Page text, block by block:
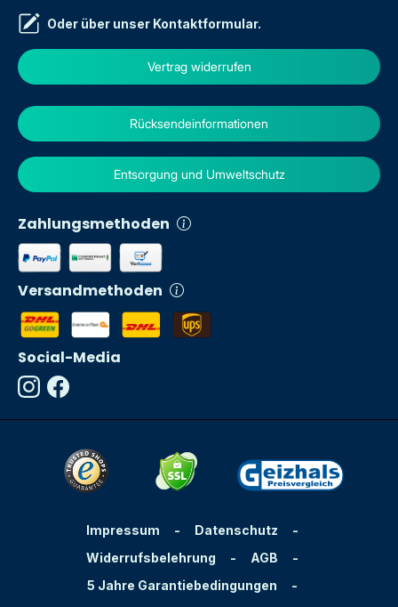
Oder über unser Kontaktformular.
Vertrag widerrufen
Zahlungsmethoden
Versandmethoden
Rücksendeinformationen
Entsorgung und Umweltschutz
Social-Media
Impressum - Datenschutz
-
Widerrufsbelehrung
- AGB
-
5 Jahre Garantiebedingungen
-